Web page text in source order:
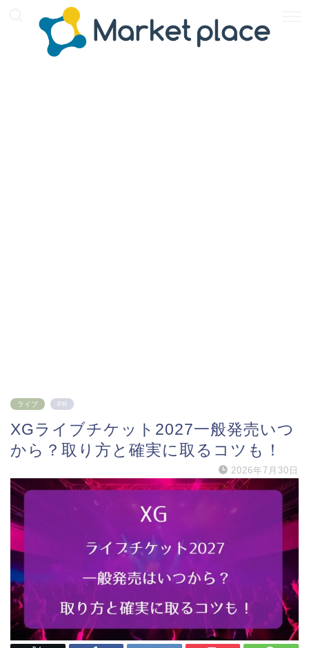
ライブ PR
XGライブチケット2027一般発売いつ
から？取り方と確実に取るコツも！
2026年7月30日